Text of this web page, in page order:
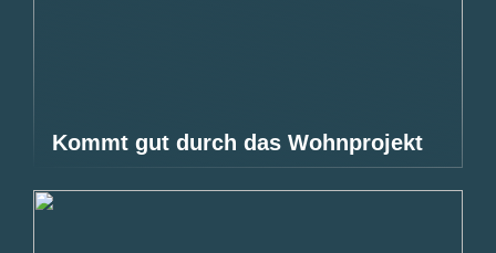
Kommt gut durch das Wohnprojekt